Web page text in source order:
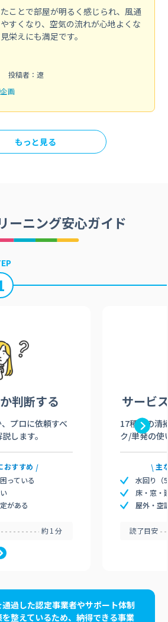
ことで部屋が明るく感じられ、風通
すくなり、空気の流れが心地よくな
栄えにも満足です。
投稿者：遼
画
もっと見る
ーニング安心ガイド
判断する
プロに依頼すべ
します。
おすすめ
っている
がある
約1分
サービ
17種類の清
ク/単発の使
主
水回り（
床・窓・
屋外・空
読了目安
過した認定事業者やサポート体制
整えているため、納得できる事業